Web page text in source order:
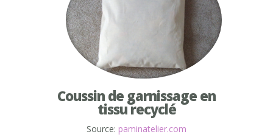
Coussin de garnissage en
tissu recyclé
Source: paminatelier.com